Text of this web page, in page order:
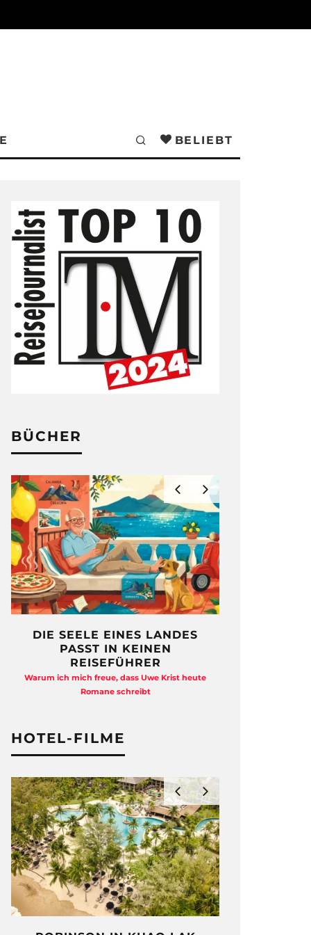
BELIEBT
BÜCHER
DIE SEELE EINES LANDES
PASST IN KEINEN
REISEFÜHRER
Warum ich mich freue, dass Uwe Krist heute
Romane schreibt
HOTEL-FILME